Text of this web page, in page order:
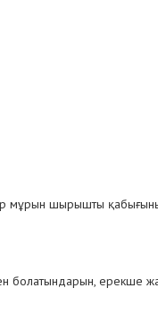
мұрын шырышты
болатындарын, ерекше